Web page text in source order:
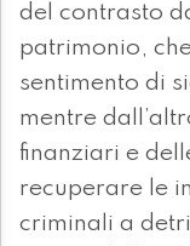
del contrasto
patrimonio,
sentimento di
mentre
finanziari e
recuperare le
criminali a